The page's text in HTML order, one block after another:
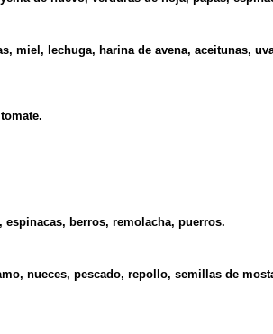
miel, lechuga, harina de avena, aceitunas,
berros, remolacha, puerros.
nueces, pescado, repollo, semillas de